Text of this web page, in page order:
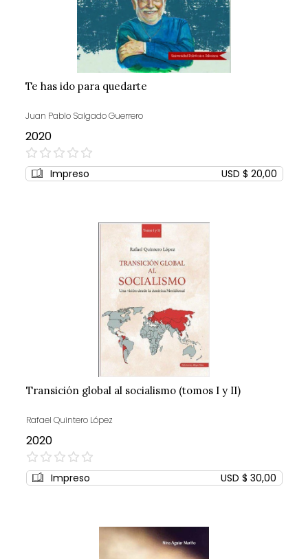
Te has ido para quedarte
Juan Pablo Salgado Guerrero
2020
0%
Impreso USD $ 20,00
Transición global al socialismo (tomos I y II)
Rafael Quintero López
2020
0%
Impreso USD $ 30,00